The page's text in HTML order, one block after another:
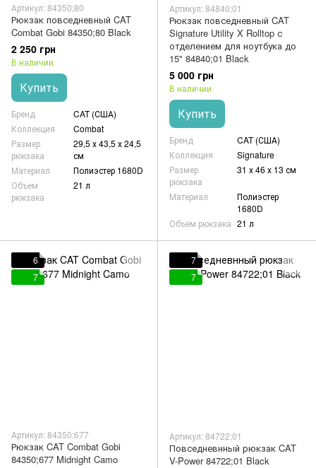
Артикул: 84350;80
Рюкзак повседневный CAT
Combat Gobi 84350;80 Black
2 250 грн
В наличии
Купить
Бренд
CAT (США)
Коллекция
Combat
Размер
рюкзака
29,5 х 43,5 х 24,5
см
Материал
Полиэстер 1680D
Объем
рюкзака
21 л
Артикул: 84840;01
Рюкзак повседневный CAT
Signature Utility X Rolltop с
отделением для ноутбука до
15" 84840;01 Black
5 000 грн
В наличии
Купить
Бренд
CAT (США)
Коллекция
Signature
Размер
рюкзака
31 х 46 х 13 см
Материал
Полиэстер
1680D
Объем рюкзака 21 л
6
7
Артикул: 84350;677
Рюкзак CAT Combat Gobi
84350;677 Midnight Camo
7
7
Артикул: 84722;01
Повседневнный рюкзак CAT
V-Power 84722;01 Black